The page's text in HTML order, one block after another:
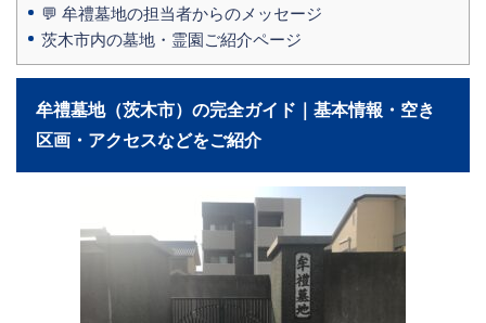
💬 牟禮墓地の担当者からのメッセージ
茨木市内の墓地・霊園ご紹介ページ
牟禮墓地（茨木市）の完全ガイド｜基本情報・空き
区画・アクセスなどをご紹介